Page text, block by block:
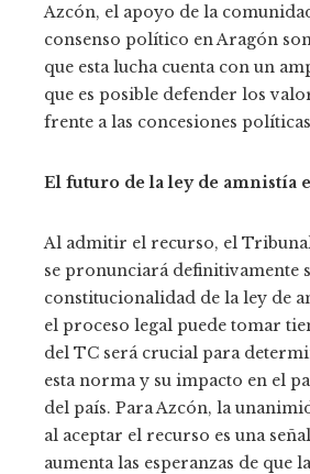
Azcón, el apoyo de la
consenso político en Aragón
que esta lucha cuenta con un
que es posible defender los
frente a las concesiones
El futuro de la ley de amnistía
Al admitir el recurso, el
se pronunciará definitivamente
constitucionalidad de la ley de
el proceso legal puede tomar
del TC será crucial para
esta norma y su impacto en el
del país. Para Azcón, la
al aceptar el recurso es una
aumenta las esperanzas de que